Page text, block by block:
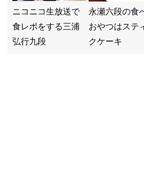
ニコニコ生放送で
食レポをする三浦
弘行九段
永瀬六段の食
おやつはステ
クケーキ